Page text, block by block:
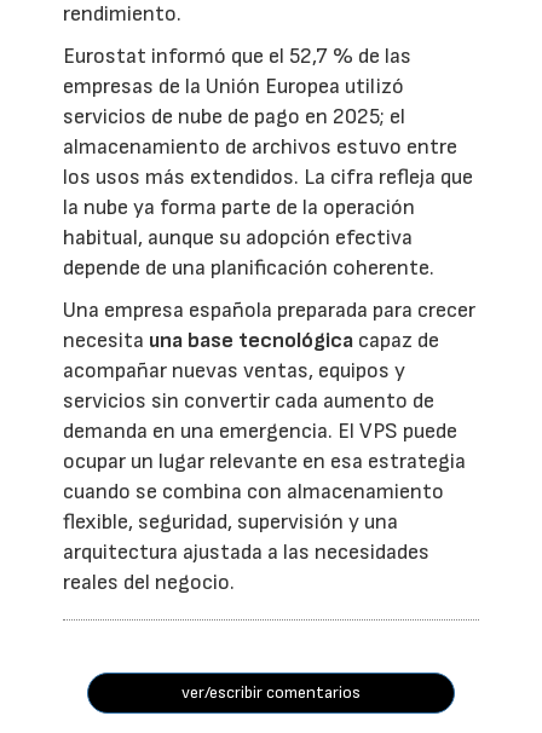
rendimiento.
Eurostat informó que el 52,7 % de las
empresas de la Unión Europea utilizó
servicios de nube de pago en 2025; el
almacenamiento de archivos estuvo entre
los usos más extendidos. La cifra refleja que
la nube ya forma parte de la operación
habitual, aunque su adopción efectiva
depende de una planificación coherente.
Una empresa española preparada para crecer
necesita una base tecnológica capaz de
acompañar nuevas ventas, equipos y
servicios sin convertir cada aumento de
demanda en una emergencia. El VPS puede
ocupar un lugar relevante en esa estrategia
cuando se combina con almacenamiento
flexible, seguridad, supervisión y una
arquitectura ajustada a las necesidades
reales del negocio.
ver/escribir comentarios